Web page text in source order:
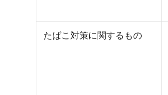
たばこ対策に関するもの